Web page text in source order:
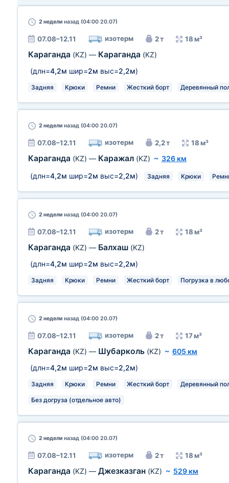
2 недели назад (04:00 20.07)
07.08–12.11 изотерм 2 т 18 м³
Караганда (KZ) — Караганда (KZ)
(длн=4,2м шир=2м выс=2,2м)
Задняя Крюки Ремни Жесткий борт Деревянный
2 недели назад (04:00 20.07)
07.08–12.11 изотерм 2,2 т 18 м³
Караганда (KZ) — Каражал (KZ) ~ 326 км
(длн=4,2м шир=2м выс=2,2м) Задняя Крюки
2 недели назад (04:00 20.07)
07.08–12.11 изотерм 2 т 18 м³
Караганда (KZ) — Балхаш (KZ)
(длн=4,2м шир=2м выс=2,2м)
Задняя Крюки Ремни Жесткий борт Погрузка в
2 недели назад (04:00 20.07)
07.08–12.11 изотерм 2 т 17 м³
Караганда (KZ) — Шубарколь (KZ) ~ 605 км
(длн=4,2м шир=2м выс=2,2м)
Задняя Крюки Ремни Жесткий борт Деревянный
Без догруза (отдельное авто)
2 недели назад (04:00 20.07)
07.08–12.11 изотерм 2 т 18 м³
Караганда (KZ) — Джезказган (KZ) ~ 529 км